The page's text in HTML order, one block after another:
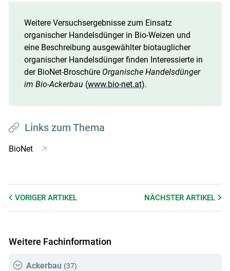
Weitere Versuchsergebnisse zum Einsatz
organischer Handelsdünger in Bio-Weizen und
eine Beschreibung ausgewählter biotauglicher
organischer Handelsdünger finden Interessierte in
der BioNet-Broschüre Organische Handelsdünger
im Bio-Ackerbau(www.bio-net.at).
Links zum Thema
BioNet
VORIGER ARTIKEL NÄCHSTERARTIKEL
Weitere Fachinformation
Ackerbau (37)